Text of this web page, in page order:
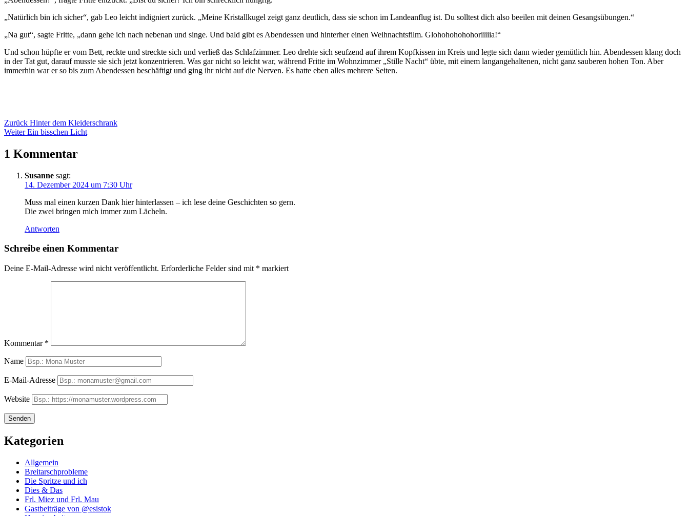
„Natürlich bin ich sicher“, gab Leo leicht indigniert zurück. „Meine Kristallkugel zeigt ganz deutlich, dass sie schon im Landeanflug ist. Du solltest dich also beeilen mit deinen Gesangsübungen.“
„Na gut“, sagte Fritte, „dann gehe ich nach nebenan und singe. Und bald gibt es Abendessen und hinterher einen Weihnachtsfilm. Glohohohohohoriiiiia!“
Und schon hüpfte er vom Bett, reckte und streckte sich und verließ das Schlafzimmer. Leo drehte sich seufzend auf ihrem Kopfkissen im Kreis und legte sich dann wieder gemütlich hin. Abendessen klang doch
in der Tat gut, darauf musste sie sich jetzt konzentrieren. Was gar nicht so leicht war, während Fritte im Wohnzimmer „Stille Nacht“ übte, mit einem langangehaltenen, nicht ganz sauberen hohen Ton. Aber
immerhin war er so bis zum Abendessen beschäftigt und ging ihr nicht auf die Nerven. Es hatte eben alles mehrere Seiten.
Beitragsnavigation
Zurück Hinter dem Kleiderschrank
Weiter Ein bisschen Licht
1 Kommentar
Susanne sagt:
14. Dezember 2024 um 7:30 Uhr
Muss mal einen kurzen Dank hier hinterlassen – ich lese deine Geschichten so gern.
Die zwei bringen mich immer zum Lächeln.
Antworten
Schreibe einen Kommentar
Deine E-Mail-Adresse wird nicht veröffentlicht. Erforderliche Felder sind mit * markiert
Kommentar *
Name
E-Mail-Adresse
Website
Kategorien
Allgemein
Breitarschprobleme
Die Spritze und ich
Dies & Das
Frl. Miez und Frl. Mau
Gastbeiträge von @esistok